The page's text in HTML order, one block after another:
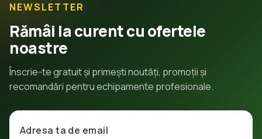
NEWSLETTER
Rămâi la curent cu ofertele
noastre
Înscrie-te gratuit și primești noutăți, promoții și
recomandări pentru echipamente profesionale.
Adresa ta de email